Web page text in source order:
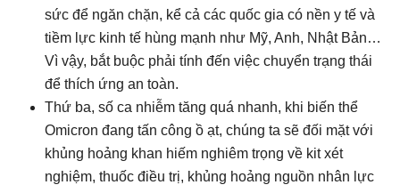
sức để ngăn chặn, kể cả các quốc gia có nền y tế và
tiềm lực kinh tế hùng mạnh như Mỹ, Anh, Nhật Bản…
Vì vậy, bắt buộc phải tính đến việc chuyển trạng thái
để thích ứng an toàn.
Thứ ba, số ca nhiễm tăng quá nhanh, khi biến thể
Omicron đang tấn công ồ ạt, chúng ta sẽ đối mặt với
khủng hoảng khan hiếm nghiêm trọng về kit xét
nghiệm, thuốc điều trị, khủng hoảng nguồn nhân lực